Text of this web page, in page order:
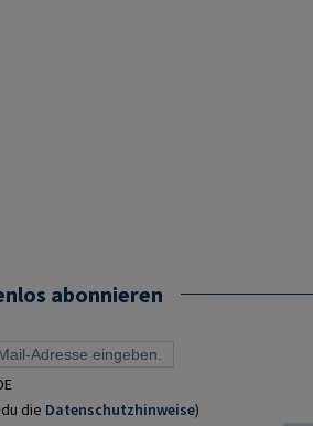
abonnieren
die Datenschutzhinweise)